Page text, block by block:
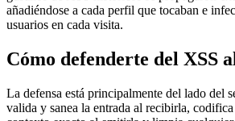
añadiéndose a cada perfil que tocaban e
usuarios en cada visita.
Cómo defenderte del XSS
La defensa está principalmente del lado del
valida y sanea la entrada al recibirla,